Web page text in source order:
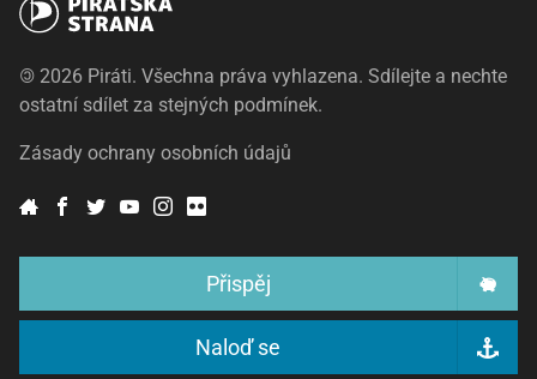
© 2026 Piráti. Všechna práva vyhlazena. Sdílejte a nechte
ostatní sdílet za stejných podmínek.
Zásady ochrany osobních údajů
Přispěj
Naloď se